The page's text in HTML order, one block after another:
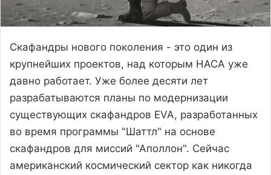
Скафандры нового поколения - это один из
крупнейших проектов, над которым НАСА уже
давно работает. Уже более десяти лет
разрабатываются планы по модернизации
существующих скафандров EVA, разработанных
во время программы "Шаттл" на основе
скафандров для миссий "Аполлон". Сейчас
американский космический сектор как никогда